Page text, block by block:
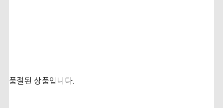
품절된 상품입니다.